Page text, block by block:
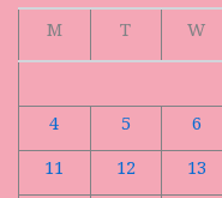
M
T W
4
5 6
11
12 13